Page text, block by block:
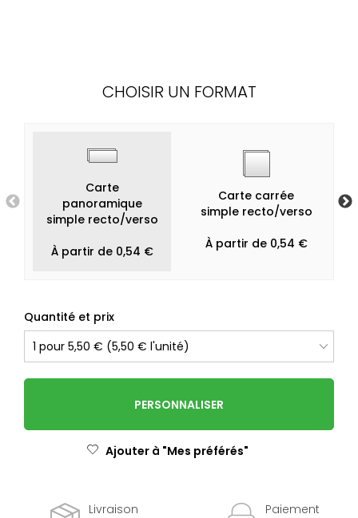
CHOISIR UN FORMAT
Carte
panoramique
simple recto/verso
À partir de 0,54 €
Carte carrée
simple recto/verso
À partir de 0,54 €
Quantité et prix
PERSONNALISER
Ajouter à "Mes préférés"
Livraison
Paiement